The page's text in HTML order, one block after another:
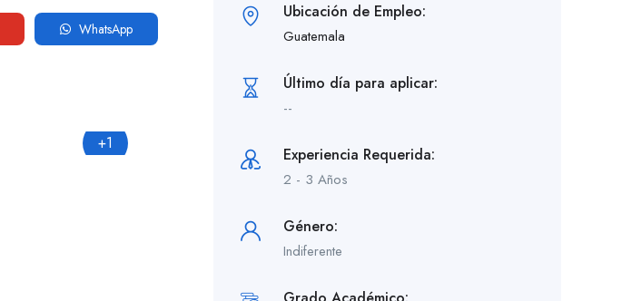
WhatsApp
+1
Ubicación de Empleo:
Guatemala
Último día para aplicar:
--
Experiencia Requerida:
2 - 3 Años
Género:
Indiferente